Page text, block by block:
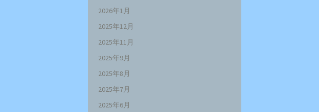
2026年1月
2025年12月
2025年11月
2025年9月
2025年8月
2025年7月
2025年6月